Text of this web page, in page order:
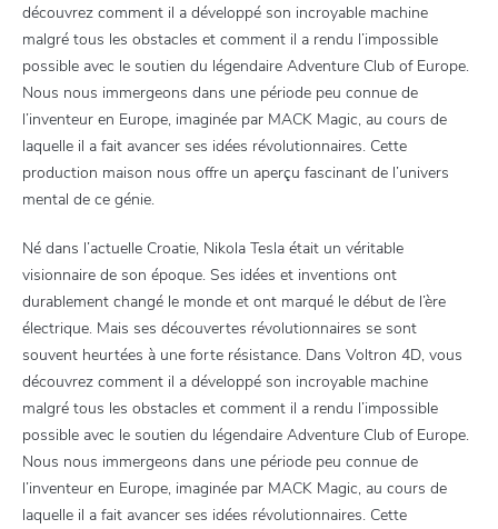
découvrez comment il a développé son incroyable machine
malgré tous les obstacles et comment il a rendu l’impossible
possible avec le soutien du légendaire Adventure Club of Europe.
Nous nous immergeons dans une période peu connue de
l’inventeur en Europe, imaginée par MACK Magic, au cours de
laquelle il a fait avancer ses idées révolutionnaires. Cette
production maison nous offre un aperçu fascinant de l’univers
mental de ce génie.
Né dans l’actuelle Croatie, Nikola Tesla était un véritable
visionnaire de son époque. Ses idées et inventions ont
durablement changé le monde et ont marqué le début de l’ère
électrique. Mais ses découvertes révolutionnaires se sont
souvent heurtées à une forte résistance. Dans Voltron 4D, vous
découvrez comment il a développé son incroyable machine
malgré tous les obstacles et comment il a rendu l’impossible
possible avec le soutien du légendaire Adventure Club of Europe.
Nous nous immergeons dans une période peu connue de
l’inventeur en Europe, imaginée par MACK Magic, au cours de
laquelle il a fait avancer ses idées révolutionnaires. Cette